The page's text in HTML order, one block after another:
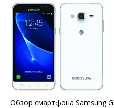
Обзор смартфона Samsung